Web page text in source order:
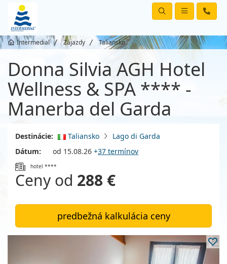
Intermedial Zájazdy Taliansko
Donna Silvia AGH Hotel
Wellness & SPA **** -
Manerba del Garda
Destinácie: Taliansko
Lago di Garda
Dátum:
od 15.08.26 +37 termínov
hotel ****
Ceny od 288 €
predbežná kalkulácia ceny